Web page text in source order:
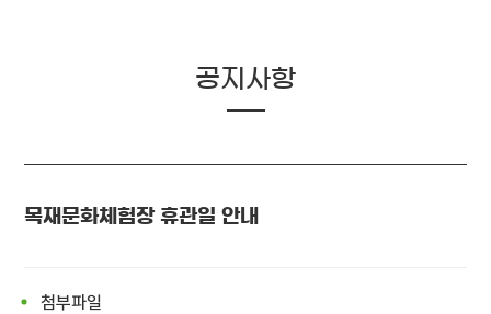
공지사항
목재문화체험장 휴관일 안내
첨부파일